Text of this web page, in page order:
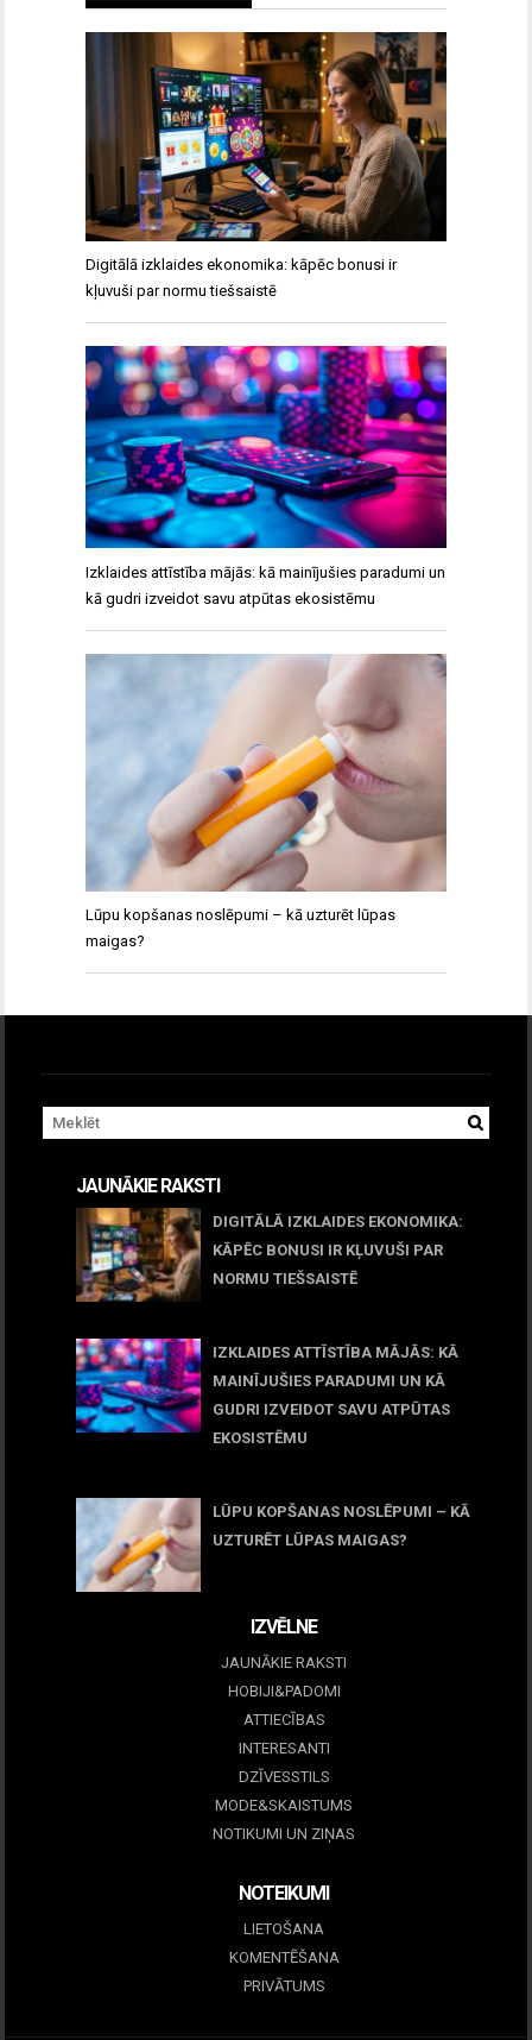
Digitālā izklaides ekonomika: kāpēc bonusi ir
kļuvuši par normu tiešsaistē
Izklaides attīstība mājās: kā mainījušies paradumi un
kā gudri izveidot savu atpūtas ekosistēmu
Lūpu kopšanas noslēpumi – kā uzturēt lūpas
maigas?
JAUNĀKIE RAKSTI
DIGITĀLĀ IZKLAIDES EKONOMIKA:
KĀPĒC BONUSI IR KĻUVUŠI PAR
NORMU TIEŠSAISTĒ
IZKLAIDES ATTĪSTĪBA MĀJĀS: KĀ
MAINĪJUŠIES PARADUMI UN KĀ
GUDRI IZVEIDOT SAVU ATPŪTAS
EKOSISTĒMU
LŪPU KOPŠANAS NOSLĒPUMI – KĀ
UZTURĒT LŪPAS MAIGAS?
IZVĒLNE
JAUNĀKIE RAKSTI
HOBIJI&PADOMI
ATTIECĪBAS
INTERESANTI
DZĪVESSTILS
MODE&SKAISTUMS
NOTIKUMI UN ZIŅAS
NOTEIKUMI
LIETOŠANA
KOMENTĒŠANA
PRIVĀTUMS